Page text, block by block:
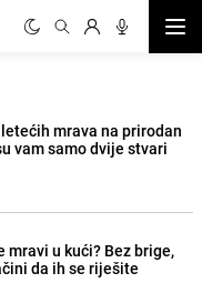
mrava na prirodan
vam samo dvije stvari
mravi u kući? Bez brige,
da ih se riješite